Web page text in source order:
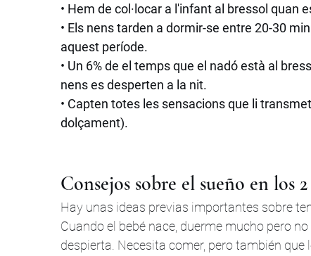
• Hem de col·locar a l'infant al bressol quan
• Els nens tarden a dormir-se entre 20-30
aquest període.
• Un 6% de el temps que el nadó està al
nens es desperten a la nit.
• Capten totes les sensacions que li
dolçament).
Consejos sobre el sueño en los
Hay unas ideas previas importantes sobre
Cuando el bebé nace, duerme mucho pero
despierta. Necesita comer, pero también